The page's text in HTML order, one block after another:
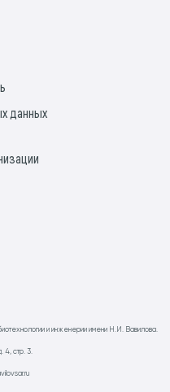
и инженерии имени Н.И. Вавилова.
4, стр. 3.
данных